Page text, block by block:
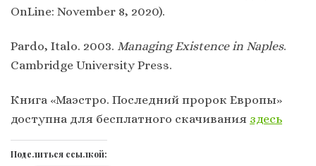
OnLine: November 8, 2020).
Pardo, Italo. 2003. Managing Existence in Naples.
Cambridge University Press.
Книга «Маэстро. Последний пророк Европы»
доступна для бесплатного скачивания здесь
Поделиться ссылкой: